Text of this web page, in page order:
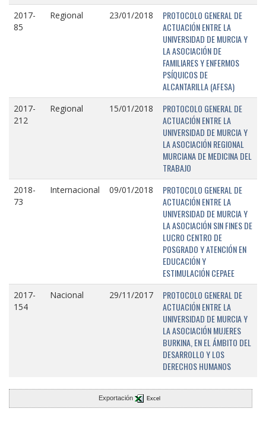
2017-
85
Regional 23/01/2018
PROTOCOLO GENERAL DE
ACTUACIÓN ENTRE LA
UNIVERSIDAD DE MURCIA Y
LA ASOCIACIÓN DE
FAMILIARES Y ENFERMOS
PSÍQUICOS DE
ALCANTARILLA (AFESA)
2017-
212
Regional 15/01/2018
PROTOCOLO GENERAL DE
ACTUACIÓN ENTRE LA
UNIVERSIDAD DE MURCIA Y
LA ASOCIACIÓN REGIONAL
MURCIANA DE MEDICINA DEL
TRABAJO
2018-
73
Internacional 09/01/2018
PROTOCOLO GENERAL DE
ACTUACIÓN ENTRE LA
UNIVERSIDAD DE MURCIA Y
LA ASOCIACIÓN SIN FINES DE
LUCRO CENTRO DE
POSGRADO Y ATENCIÓN EN
EDUCACIÓN Y
ESTIMULACIÓN CEPAEE
2017-
154
Nacional 29/11/2017
PROTOCOLO GENERAL DE
ACTUACIÓN ENTRE LA
UNIVERSIDAD DE MURCIA Y
LA ASOCIACIÓN MUJERES
BURKINA, EN EL ÁMBITO DEL
DESARROLLO Y LOS
DERECHOS HUMANOS
Exportación Excel